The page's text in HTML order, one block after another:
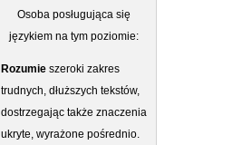
Osoba posługująca się
językiem na tym poziomie:
Rozumie szeroki zakres
trudnych, dłuższych tekstów,
dostrzegając także znaczenia
ukryte, wyrażone pośrednio.